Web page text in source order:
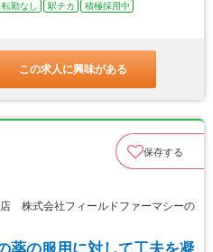
勤なし 駅チカ
積極採用中
この求人に興味がある
保存する
株式会社フィールドファーマシーの